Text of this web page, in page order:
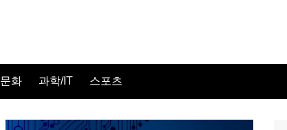
문화 과학/IT 스포츠